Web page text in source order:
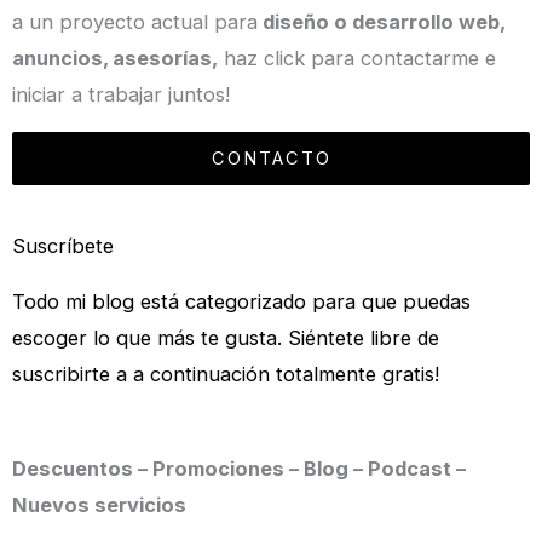
a un proyecto actual para diseño o desarrollo web,
anuncios, asesorías, haz click para contactarme e
iniciar a trabajar juntos!
CONTACTO
Suscríbete
Todo mi blog está categorizado para que puedas
escoger lo que más te gusta. Siéntete libre de
suscribirte a a continuación totalmente gratis!
Descuentos – Promociones – Blog – Podcast –
Nuevos servicios